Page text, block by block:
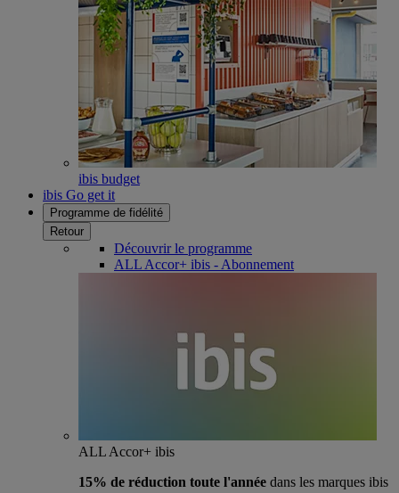
ibis budget
ibis Go get it
Programme de fidélité
Retour
Découvrir le programme
ALL Accor+ ibis - Abonnement
ALL Accor+ ibis
15% de réduction toute l'année dans les marques ibis